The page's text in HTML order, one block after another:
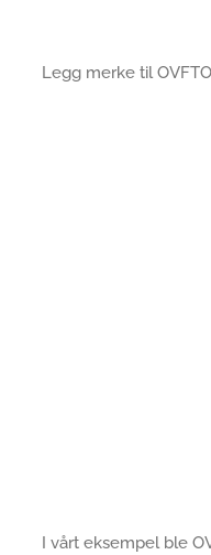
Legg merke til
I vårt eksempel ble